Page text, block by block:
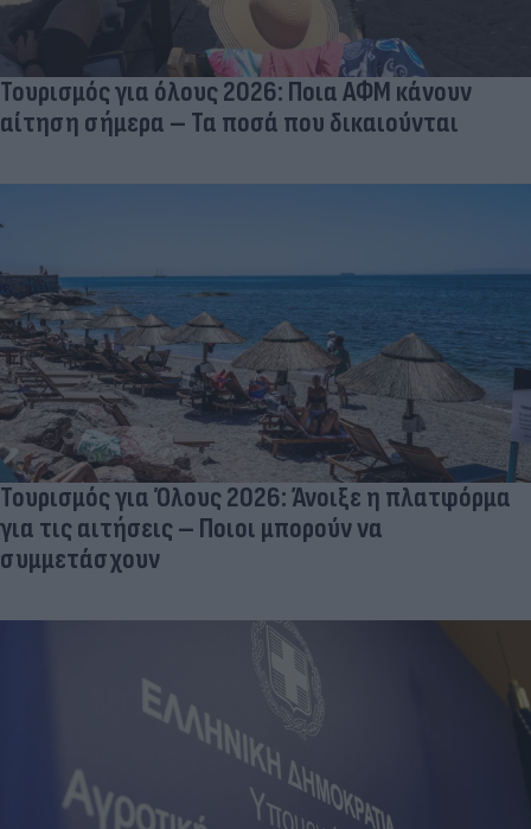
Τουρισμός για όλους 2026: Ποια ΑΦΜ κάνουν
αίτηση σήμερα – Τα ποσά που δικαιούνται
Τουρισμός για Όλους 2026: Άνοιξε η πλατφόρμα
για τις αιτήσεις – Ποιοι μπορούν να
συμμετάσχουν